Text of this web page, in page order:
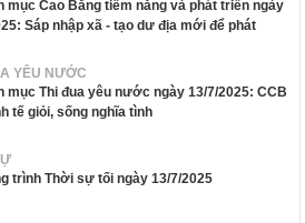
mục Cao Bằng tiềm năng và phát triển ngày
Sáp nhập xã - tạo dư địa mới để phát
YÊU NƯỚC
mục Thi đua yêu nước ngày 13/7/2025: CCB
tế giỏi, sống nghĩa tình
trình Thời sự tối ngày 13/7/2025